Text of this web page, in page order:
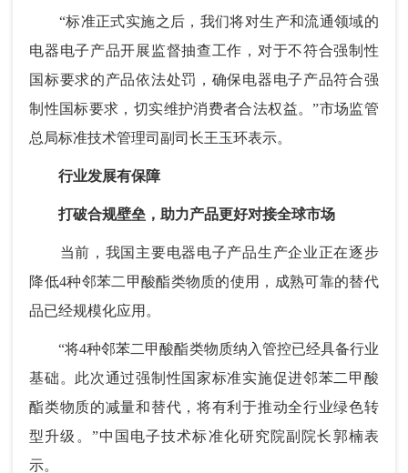
“标准正式实施之后，我们将对生产和流通领域的
电器电子产品开展监督抽查工作，对于不符合强制性
国标要求的产品依法处罚，确保电器电子产品符合强
制性国标要求，切实维护消费者合法权益。”市场监管
总局标准技术管理司副司长王玉环表示。
行业发展有保障
打破合规壁垒，助力产品更好对接全球市场
当前，我国主要电器电子产品生产企业正在逐步
降低4种邻苯二甲酸酯类物质的使用，成熟可靠的替代
品已经规模化应用。
“将4种邻苯二甲酸酯类物质纳入管控已经具备行业
基础。此次通过强制性国家标准实施促进邻苯二甲酸
酯类物质的减量和替代，将有利于推动全行业绿色转
型升级。”中国电子技术标准化研究院副院长郭楠表
示。